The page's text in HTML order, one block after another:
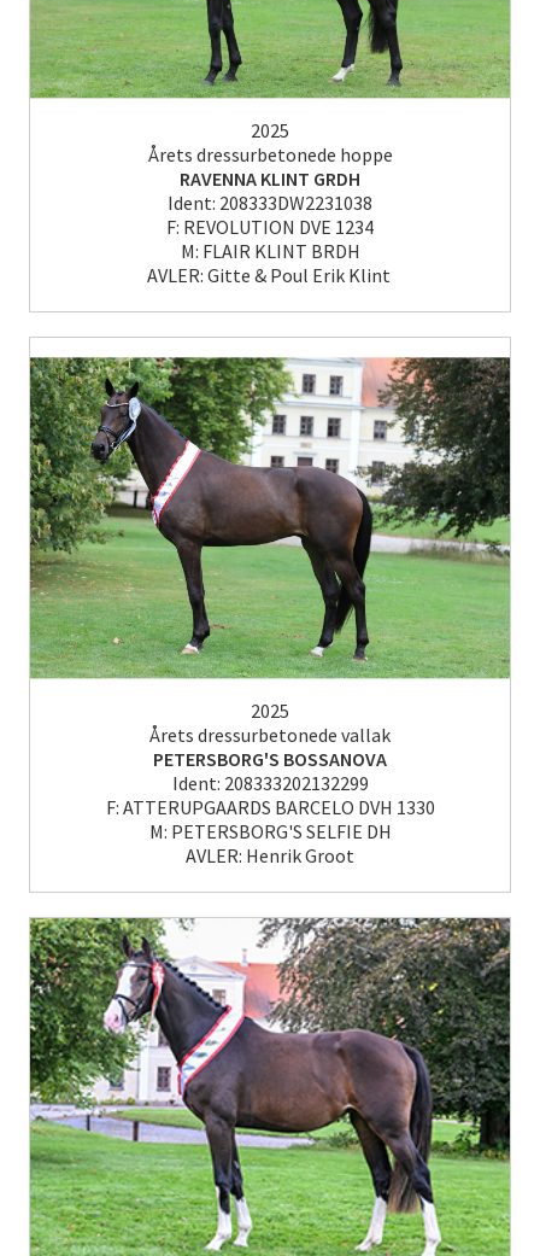
2025
Årets dressurbetonede hoppe
RAVENNA KLINT GRDH
Ident: 208333DW2231038
F: REVOLUTION DVE 1234
M: FLAIR KLINT BRDH
AVLER: Gitte & Poul Erik Klint
2025
Årets dressurbetonede vallak
PETERSBORG'S BOSSANOVA
Ident: 208333202132299
F: ATTERUPGAARDS BARCELO DVH 1330
M: PETERSBORG'S SELFIE DH
AVLER: Henrik Groot